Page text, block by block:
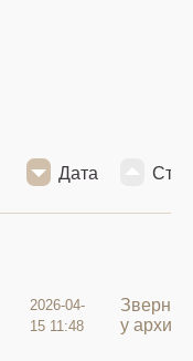
Дата
2026-04-
15 11:48
у архиві